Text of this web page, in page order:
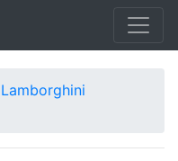
Lamborghini